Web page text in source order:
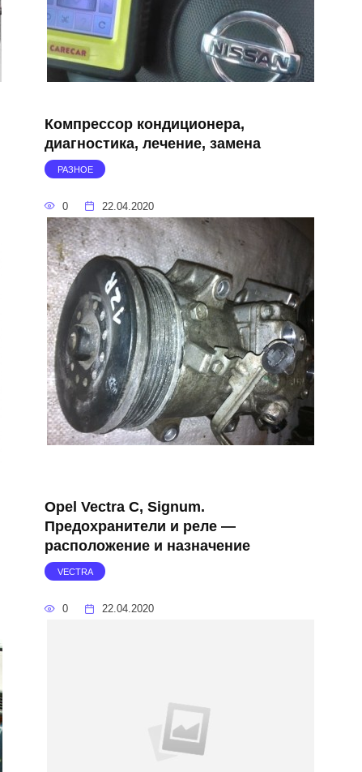
Компрессор кондиционера,
диагностика, лечение, замена
РАЗНОЕ
0 22.04.2020
Opel Vectra C, Signum.
Предохранители и реле —
расположение и назначение
VECTRA
0 22.04.2020